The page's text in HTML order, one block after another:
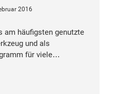
2016
am häufigsten genutzte
und als
für viele…